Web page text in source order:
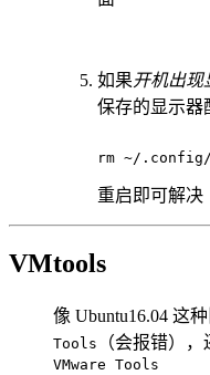
如果开机出现
保存的显示器
rm
重启即可解决
VMtools
像 Ubuntu16.04 这
Tools
（会报错）
VMware Tools